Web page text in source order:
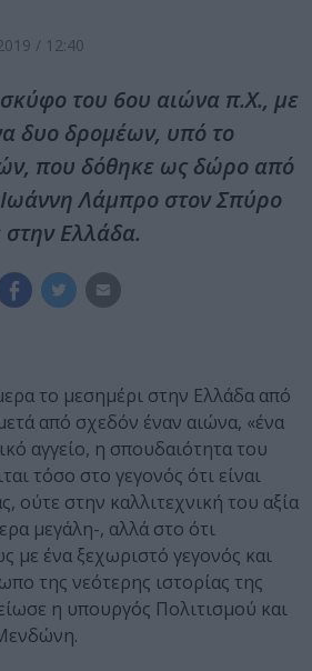
/ 12:40
του 6ου αιώνα π.Χ., με
δυο δρομέων, υπό το
που δόθηκε ως δώρο από
Λάμπρο στον Σπύρο
Ελλάδα.
το μεσημέρι στην Ελλάδα από
από σχεδόν έναν αιώνα, «ένα
αγγείο, η σπουδαιότητα του
τόσο στο γεγονός ότι είναι
ούτε στην καλλιτεχνική του αξία
μεγάλη-, αλλά στο ότι
με ένα ξεχωριστό γεγονός και
της νεότερης ιστορίας της
η υπουργός Πολιτισμού και